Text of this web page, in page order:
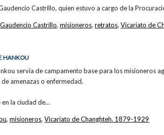
Castrillo, quien estuvo a cargo de la
Gaudencio Castrillo, misioneros, retratos, Vicariato de
HANKOU
servía de campamento base para los misioneros
amenazas o enfermedad.
la ciudad de…
,misioneros,Vicariato de Changhteh. 1879-1929